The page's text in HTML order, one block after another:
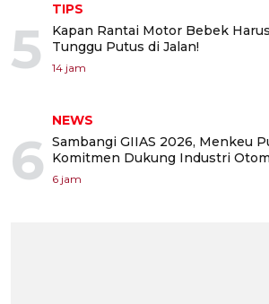
5
TIPS
Kapan Rantai Motor Bebek
Tunggu Putus di Jalan!
14 jam
6
NEWS
Sambangi GIIAS 2026, Menkeu
Komitmen Dukung Industri
6 jam